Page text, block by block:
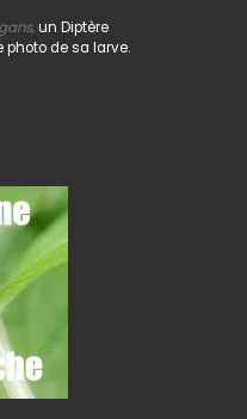
un Diptère
photo de sa larve.